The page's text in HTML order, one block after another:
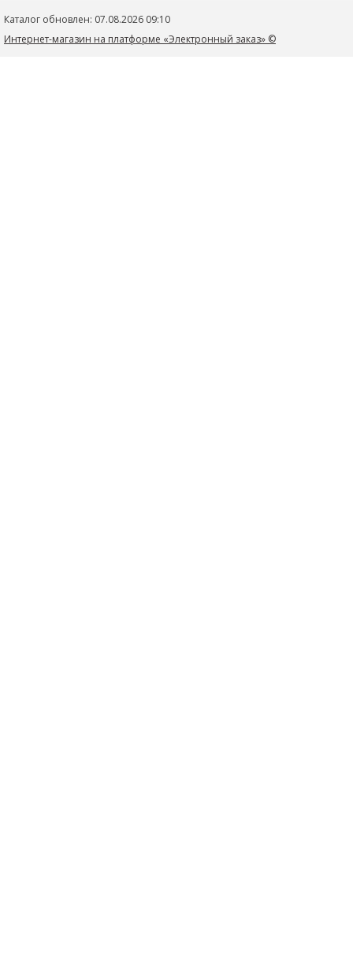
Каталог обновлен: 07.08.2026 09:10
Интернет-магазин на платформе «Электронный заказ» ©